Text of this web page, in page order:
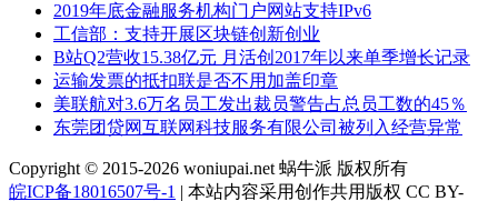
2019年底金融服务机构门户网站支持IPv6
工信部：支持开展区块链创新创业
B站Q2营收15.38亿元 月活创2017年以来单季增长记录
运输发票的抵扣联是否不用加盖印章
美联航对3.6万名员工发出裁员警告占总员工数的45％
东莞团贷网互联网科技服务有限公司被列入经营异常
Copyright © 2015-2026 woniupai.net 蜗牛派 版权所有
皖ICP备18016507号-1 | 本站内容采用创作共用版权 CC BY-